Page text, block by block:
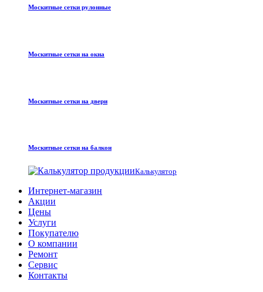
Москитные сетки рулонные
Москитные сетки на окна
Москитные сетки на двери
Москитные сетки на балкон
Калькулятор
Интернет-магазин
Акции
Цены
Услуги
Покупателю
О компании
Ремонт
Сервис
Контакты